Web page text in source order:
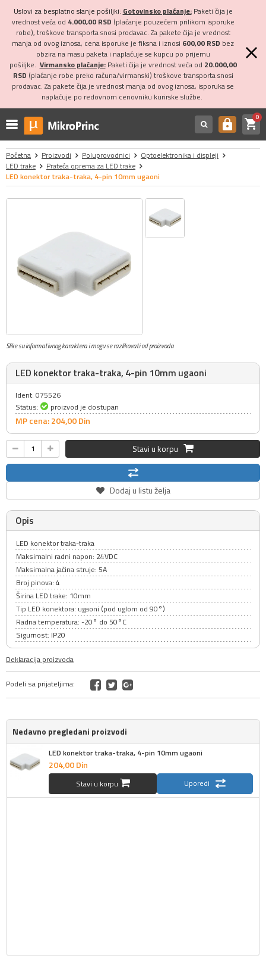
Uslovi za besplatno slanje pošiljki: Gotovinsko plaćanje:Paketi čija je
vrednost veća od 4.000,00 RSD (plaćanje pouzećem prilikom isporuke
robe), troškove transporta snosi prodavac. Za pakete čija je vrednost
manja od ovog iznosa, cena isporuke je fiksna i iznosi 600,00 RSD bez
obzira na masu paketa i naplaćuje se kupcu po prijemu
pošiljke. Virmansko plaćanje:Paketi čija je vrednost veća od 20.000,00
RSD (plaćanje robe preko računa/virmanski) troškove transporta snosi
prodavac. Za pakete čija je vrednost manja od ovog iznosa, isporuka se
naplaćuje po redovnom cenovniku kurirske službe.
https shopping_cart0
Početna Proizvodi Poluprovodnici
Optoelektronika i displeji
LED trake
Prateća oprema za LED trake
LED konektor traka-traka, 4-pin 10mm ugaoni
Slike su informativnog karaktera i mogu se razlikovati od proizvoda
LED konektor traka-traka, 4-pin 10mm ugaoni
Ident: 075526
Status:
proizvod je dostupan
MP cena: 204,00Din
Stavi u korpu
Dodaj u listu želja
Opis
LED konektor traka-traka
Maksimalni radni napon: 24VDC
Maksimalna jačina struje: 5A
Broj pinova: 4
Širina LED trake: 10mm
Tip LED konektora: ugaoni (pod uglom od 90°)
Radna temperatura: -20° do 50°C
Sigurnost: IP20
Deklaracija proizvoda
Podeli sa prijateljima:
Nedavno pregledani proizvodi
LED konektor traka-traka, 4-pin 10mm ugaoni
204,00Din
Stavi u korpu Uporedi